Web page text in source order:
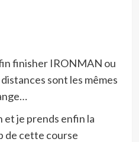
finisher IRONMAN ou
sont les mêmes
et je prends enfin la
de cette course